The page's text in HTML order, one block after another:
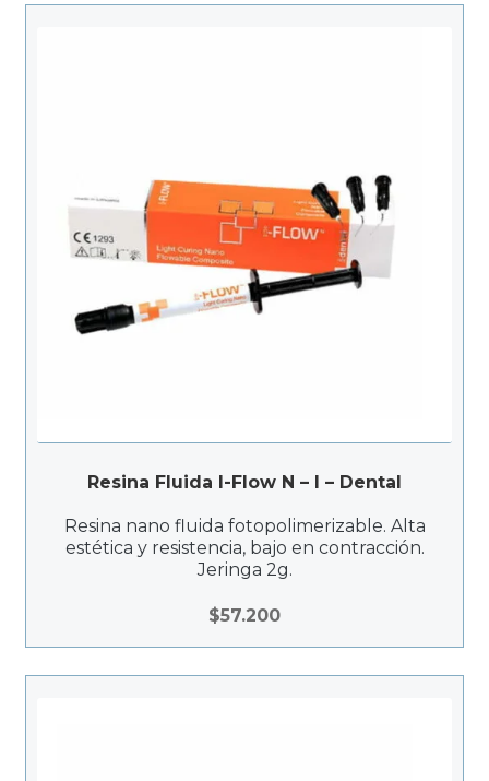
Resina Fluida I-Flow N – I – Dental
Resina nano fluida fotopolimerizable. Alta
estética y resistencia, bajo en contracción.
Jeringa 2g.
$57.200